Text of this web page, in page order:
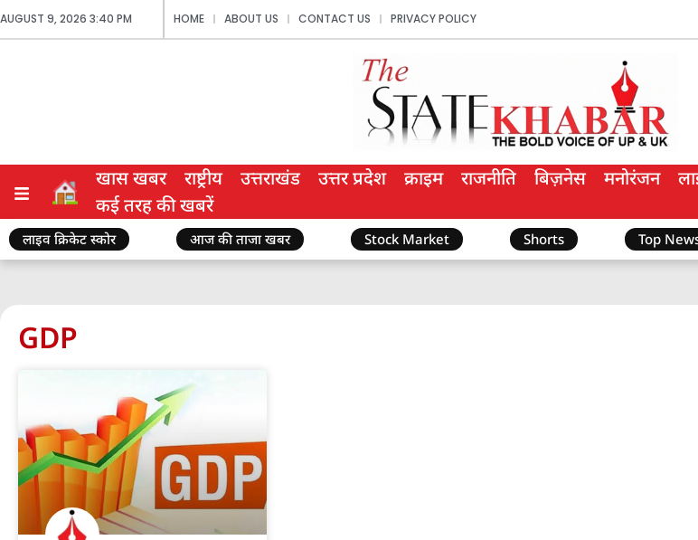
AUGUST 9, 2026 3:40 PM HOME ABOUT US CONTACT US PRIVACY POLICY
खास खबर राष्ट्रीय उत्तराखंड उत्तर प्रदेश क्राइम राजनीति बिज़नेस मनोरंजन
कई तरह की खबरें
लाइव क्रिकेट स्कोर आज की ताजा खबर Stock Market Shorts Top
GDP